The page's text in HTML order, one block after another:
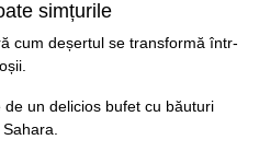
simțurile
cum deșertul se transformă într-
de un delicios bufet cu băuturi